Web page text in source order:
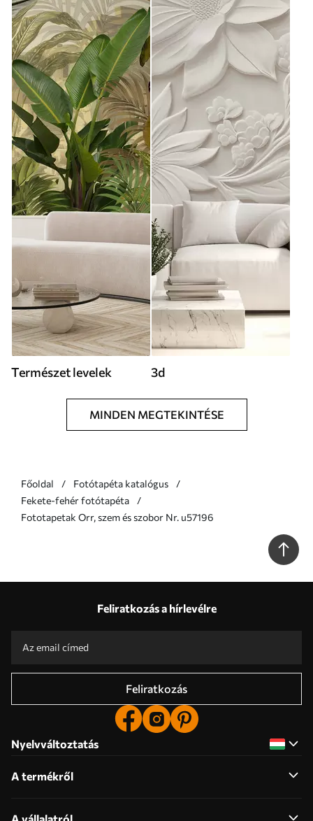
Természet levelek 3d
MINDEN MEGTEKINTÉSE
Főoldal
Fotótapéta katalógus
Fekete-fehér fotótapéta
Fototapetak Orr, szem és szobor Nr. u57196
Feliratkozás a hírlevélre
Feliratkozás
Nyelvváltoztatás
A termékről